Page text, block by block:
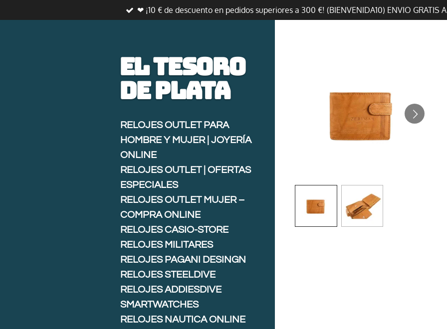
al
❤ ¡10 € de descuento en pedidos superiores a 300 €! (BIENVENIDA10) ENVIO GRATIS
El tesoro
deplata
RELOJES OUTLET PARA
HOMBRE Y MUJER | JOYERÍA
ONLINE
RELOJES OUTLET | OFERTAS
ESPECIALES
RELOJES OUTLET MUJER –
COMPRA ONLINE
RELOJES CASIO-STORE
RELOJES MILITARES
RELOJES PAGANI DESINGN
RELOJES STEELDIVE
RELOJES ADDIESDIVE
SMARTWATCHES
RELOJES NAUTICA ONLINE